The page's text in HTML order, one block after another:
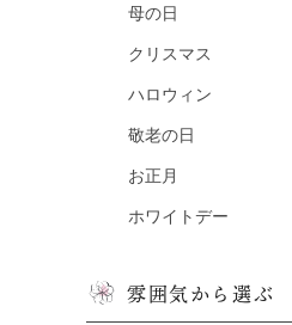
母の日
クリスマス
ハロウィン
敬老の日
お正月
ホワイトデー
雰囲気から選ぶ